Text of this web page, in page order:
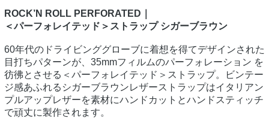
ROCK’N ROLL PERFORATED｜
＜パーフォレイテッド＞ストラップ シガーブラウン
60年代のドライビンググローブに着想を得てデザインされた
目打ちパターンが、35mmフィルムのパーフォレーション を
彷彿とさせる＜パーフォレイテッド＞ストラップ。ビンテー
ジ感あふれるシガーブラウンレザーストラップはイタリアン
プルアップレザーを素材にハンドカットとハンドスティッチ
で頑丈に製作されます。